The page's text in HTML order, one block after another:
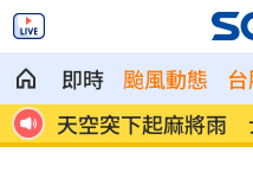
即時 颱風動態
天空突下起麻將雨